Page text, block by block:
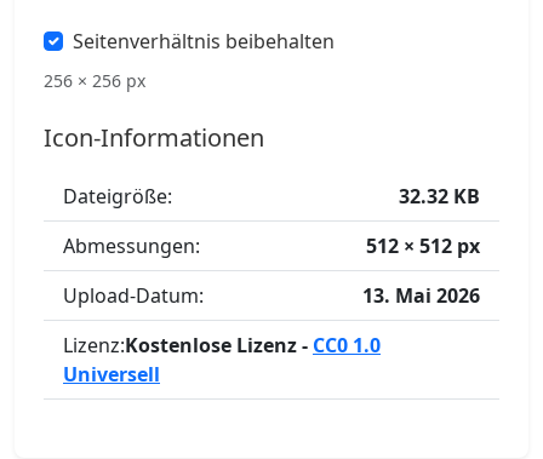
Seitenverhältnis beibehalten
256 × 256 px
Icon-Informationen
Dateigröße:
32.32 KB
Abmessungen:
512 × 512 px
Upload-Datum:
13. Mai 2026
Lizenz:Kostenlose Lizenz - CC0 1.0
Universell